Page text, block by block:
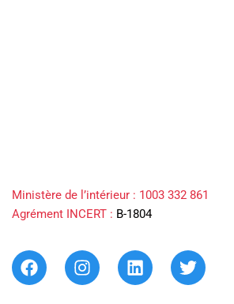
Ministère de l’intérieur : 1003 332 861
Agrément INCERT : B-1804